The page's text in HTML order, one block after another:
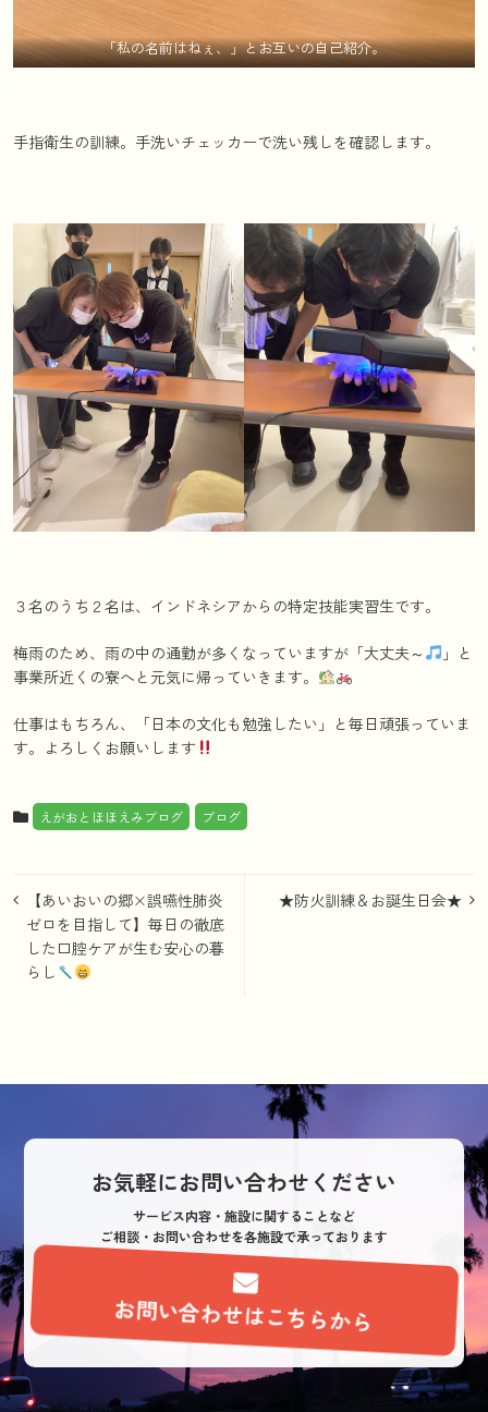
「私の名前はねぇ、」とお互いの自己紹介。
手指衛生の訓練。手洗いチェッカーで洗い残しを確認します。
３名のうち２名は、インドネシアからの特定技能実習生です。
梅雨のため、雨の中の通勤が多くなっていますが「大丈夫～
」と
事業所近くの寮へと元気に帰っていきます。
仕事はもちろん、「日本の文化も勉強したい」と毎日頑張っていま
す。よろしくお願いします
えがおとほほえみブログ ブログ
投
稿
ナ
ョ
★防火訓練＆お誕生日会★
【あいおいの郷×誤嚥性肺炎
ゼロを目指して】毎日の徹底
した口腔ケアが生む安心の暮
らし
お気軽にお問い合わせください
サービス内容・施設に関することなど
ご相談・お問い合わせを各施設で承っております
お問い合わせはこちらから